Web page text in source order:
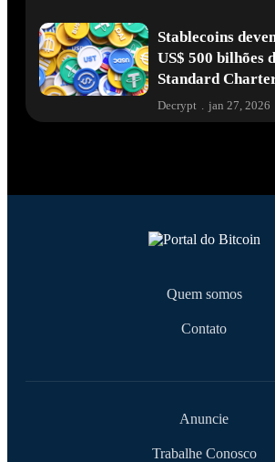
Stablecoins
US$ 500 bilhões
Standard
Decrypt jan 27, 2026
Quem somos
Contato
Anuncie
Trabalhe Conosco